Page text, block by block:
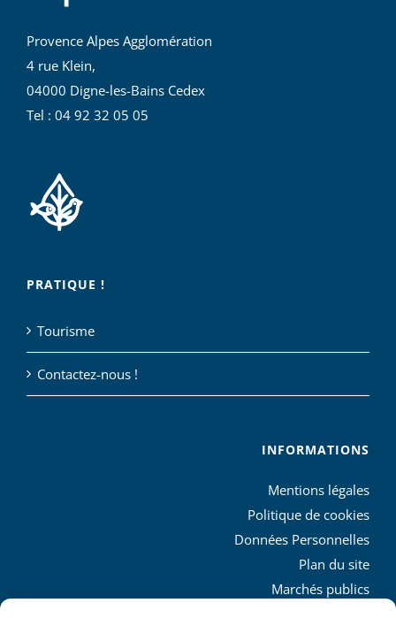
Provence Alpes Agglomération
4 rue Klein,
04000 Digne-les-Bains Cedex
Tel : 04 92 32 05 05
PRATIQUE !
Tourisme
Contactez-nous !
INFORMATIONS
Mentions légales
Politique de cookies
Données Personnelles
Plan du site
Marchés publics